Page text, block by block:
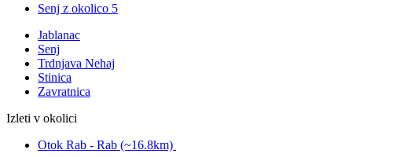
Senj z okolico 5
Jablanac
Senj
Trdnjava Nehaj
Stinica
Zavratnica
Izleti v okolici
Otok Rab - Rab (~16.8km)